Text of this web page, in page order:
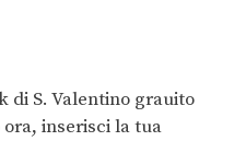
di S. Valentino grauito
inserisci la tua